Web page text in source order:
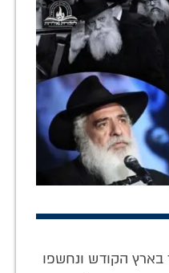
הקודש ונחשפו